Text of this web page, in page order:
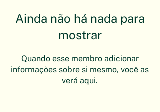
Ainda não há nada para
mostrar
Quando esse membro adicionar
informações sobre si mesmo, você as
verá aqui.